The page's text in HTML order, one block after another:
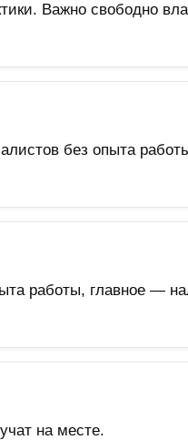
Важно свободно
без опыта
работы, главное —
на месте.